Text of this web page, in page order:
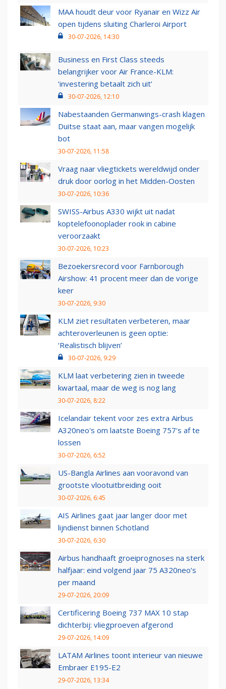
MAA houdt deur voor Ryanair en Wizz Air
open tijdens sluiting Charleroi Airport
30-07-2026, 14:30
Business en First Class steeds
belangrijker voor Air France-KLM:
‘investering betaalt zich uit’
30-07-2026, 12:10
Nabestaanden Germanwings-crash klagen
Duitse staat aan, maar vangen mogelijk
bot
30-07-2026, 11:58
Vraag naar vliegtickets wereldwijd onder
druk door oorlog in het Midden-Oosten
30-07-2026, 10:36
SWISS-Airbus A330 wijkt uit nadat
koptelefoonoplader rook in cabine
veroorzaakt
30-07-2026, 10:23
Bezoekersrecord voor Farnborough
Airshow: 41 procent meer dan de vorige
keer
30-07-2026, 9:30
KLM ziet resultaten verbeteren, maar
achteroverleunen is geen optie:
‘Realistisch blijven’
30-07-2026, 9:29
KLM laat verbetering zien in tweede
kwartaal, maar de weg is nog lang
30-07-2026, 8:22
Icelandair tekent voor zes extra Airbus
A320neo's om laatste Boeing 757's af te
lossen
30-07-2026, 6:52
US-Bangla Airlines aan vooravond van
grootste vlootuitbreiding ooit
30-07-2026, 6:45
AIS Airlines gaat jaar langer door met
lijndienst binnen Schotland
30-07-2026, 6:30
Airbus handhaaft groeiprognoses na sterk
halfjaar: eind volgend jaar 75 A320neo’s
per maand
29-07-2026, 20:09
Certificering Boeing 737 MAX 10 stap
dichterbij: vliegproeven afgerond
29-07-2026, 14:09
LATAM Airlines toont interieur van nieuwe
Embraer E195-E2
29-07-2026, 13:34